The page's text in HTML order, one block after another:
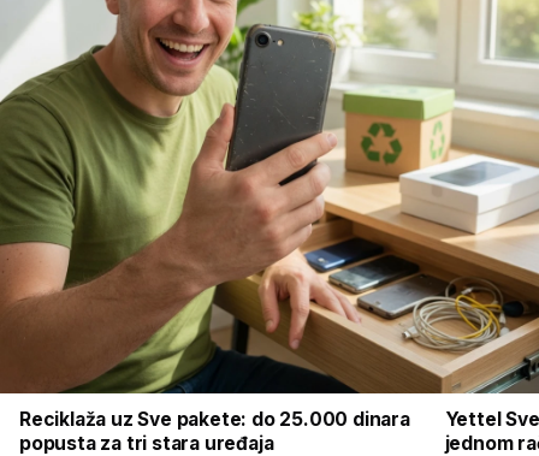
Reciklaža uz Sve pakete: do 25.000 dinara
popusta za tri stara uređaja
Yettel
jednom